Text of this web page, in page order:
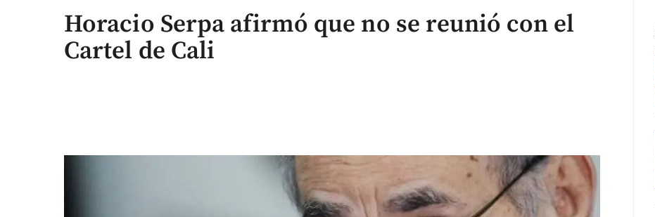
Horacio Serpa afirmó que no se reunió con el
Cartel de Cali